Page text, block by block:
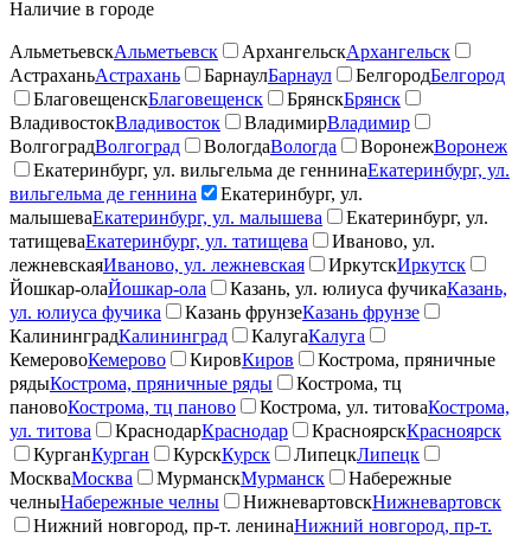
Наличие в городе
АльметьевскАльметьевск АрхангельскАрхангельск
АстраханьАстрахань БарнаулБарнаул БелгородБелгород
БлаговещенскБлаговещенск БрянскБрянск
ВладивостокВладивосток ВладимирВладимир
ВолгоградВолгоград ВологдаВологда ВоронежВоронеж
Екатеринбург, ул. вильгельма де геннинаЕкатеринбург, ул.
вильгельма де геннина
Екатеринбург, ул.
малышеваЕкатеринбург, ул. малышева
Екатеринбург, ул.
татищеваЕкатеринбург, ул. татищева
Иваново, ул.
лежневскаяИваново, ул. лежневская ИркутскИркутск
Йошкар-олаЙошкар-ола Казань, ул. юлиуса фучикаКазань,
ул. юлиуса фучика
Казань фрунзеКазань фрунзе
КалининградКалининград КалугаКалуга
КемеровоКемерово КировКиров
Кострома, пряничные
рядыКострома, пряничные ряды
Кострома, тц
пановоКострома, тц паново Кострома, ул. титоваКострома,
ул. титова
КраснодарКраснодар КрасноярскКрасноярск
КурганКурган КурскКурск ЛипецкЛипецк
МоскваМосква МурманскМурманск
Набережные
челныНабережные челны НижневартовскНижневартовск
Нижний новгород, пр-т. ленинаНижний новгород, пр-т.